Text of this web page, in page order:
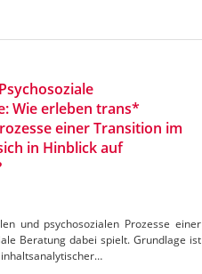
Wie erleben trans*
einer Transition im
in Hinblick auf
und psychosozialen Prozesse einer
Beratung dabei spielt. Grundlage ist